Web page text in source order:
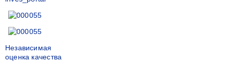
Независимая
оценка качества